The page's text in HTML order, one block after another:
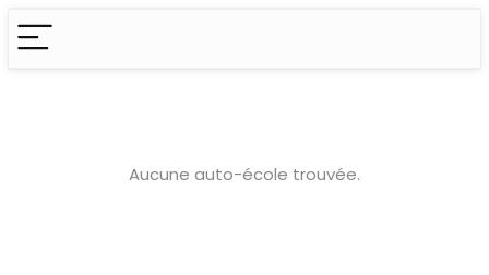
Aucune auto-école trouvée.